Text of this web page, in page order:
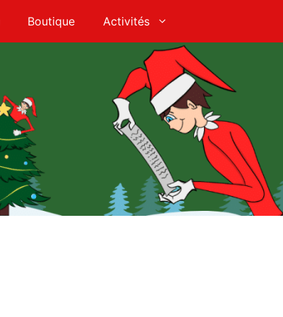
Boutique Activités